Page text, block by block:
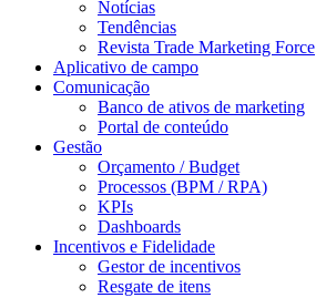
Notícias
Tendências
Revista Trade Marketing Force
Aplicativo de campo
Comunicação
Banco de ativos de marketing
Portal de conteúdo
Gestão
Orçamento / Budget
Processos (BPM / RPA)
KPIs
Dashboards
Incentivos e Fidelidade
Gestor de incentivos
Resgate de itens